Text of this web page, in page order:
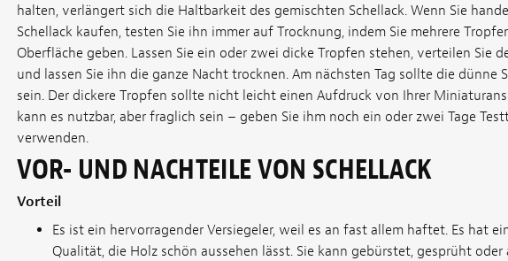
halten, verlängert sich die Haltbarkeit des gemischten Schellack. Wenn Sie
Schellack kaufen, testen Sie ihn immer auf Trocknung, indem Sie mehrere
Oberfläche geben. Lassen Sie ein oder zwei dicke Tropfen stehen, verteilen Sie
und lassen Sie ihn die ganze Nacht trocknen. Am nächsten Tag sollte die dünne
sein. Der dickere Tropfen sollte nicht leicht einen Aufdruck von Ihrer
kann es nutzbar, aber fraglich sein – geben Sie ihm noch ein oder zwei Tage
verwenden.
VOR- UND NACHTEILE VON SCHELLACK
Vorteil
Es ist ein hervorragender Versiegeler, weil es an fast allem haftet. Es hat
Qualität, die Holz schön aussehen lässt. Sie kann gebürstet, gesprüht